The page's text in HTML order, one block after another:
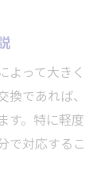
よって大きく
であれば、
す。特に軽度
で対応するこ